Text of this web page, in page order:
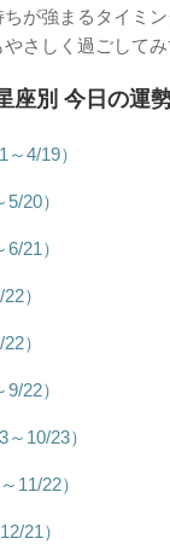
が強まるタイミ
さしく過ごしてみ
座別 今日の運
4/19）
20）
21）
）
）
22）
10/23）
11/22）
21）